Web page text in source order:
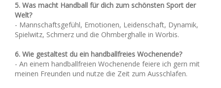
5. Was macht Handball für dich zum schönsten Sport der
Welt?
- Mannschaftsgefühl, Emotionen, Leidenschaft, Dynamik,
Spielwitz, Schmerz und die Ohmberghalle in Worbis.
6. Wie gestaltest du ein handballfreies Wochenende?
- An einem handballfreien Wochenende feiere ich gern mit
meinen Freunden und nutze die Zeit zum Ausschlafen.